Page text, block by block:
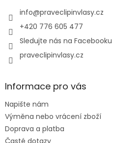
info@praveclipinvlasy.cz
+420 776 605 477
Sledujte nás na Facebooku
praveclipinvlasy.cz
Informace pro vás
Napište nám
Výměna nebo vrácení zboží
Doprava a platba